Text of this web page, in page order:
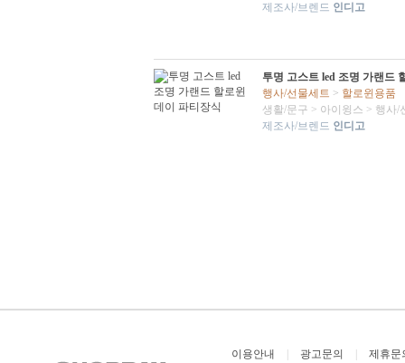
제조사/브렌드 인디고
투명 고스트 led 조명 가랜드
행사/선물세트 > 할로윈용품
생활/문구 > 아이윙스 > 행사/
제조사/브렌드 인디고
이용안내 | 광고문의 | 제휴문